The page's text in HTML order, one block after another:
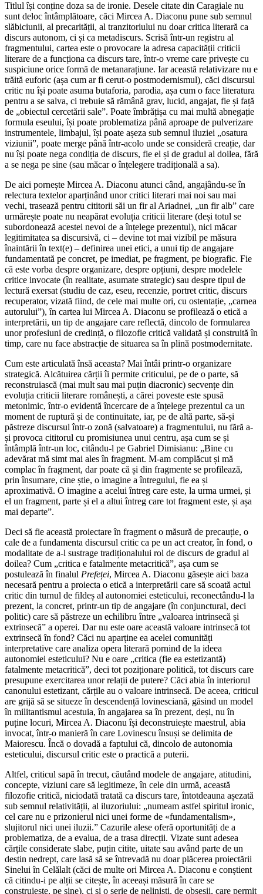
Titlul își conține doza sa de ironie. Desele citate din Caragiale nu
sunt deloc întâmplătoare, căci Mircea A. Diaconu pune sub semnul
slăbiciunii, al precarității, al tranzitoriului nu doar critica literară ca
discurs autonom, ci și ca metadiscurs. Scrisă într-un registru al
fragmentului, cartea este o provocare la adresa capacității criticii
literare de a funcționa ca discurs tare, într-o vreme care privește cu
suspiciune orice formă de metanarațiune. Iar această relativizare nu e
trăită euforic (așa cum ar fi cerut-o postmodernismul), căci discursul
critic nu își poate asuma butaforia, parodia, așa cum o face literatura
pentru a se salva, ci trebuie să rămână grav, lucid, angajat, fie și față
de „obiectul cercetării sale”. Poate îmbrățișa cu mai multă abnegație
formula eseului, își poate problematiza până aproape de pulverizare
instrumentele, limbajul, își poate așeza sub semnul iluziei „osatura
viziunii”, poate merge până într-acolo unde se consideră creație, dar
nu își poate nega condiția de discurs, fie el și de gradul al doilea, fără
a se nega pe sine (sau măcar o înțelegere tradițională a sa).
De aici pornește Mircea A. Diaconu atunci când, angajându-se în
relectura textelor aparținând unor critici literari mai noi sau mai
vechi, trasează pentru cititorii săi un fir al Ariadnei, „un fir alb” care
urmărește poate nu neapărat evoluția criticii literare (deși totul se
subordonează acestei nevoi de a înțelege prezentul), nici măcar
legitimitatea sa discursivă, ci – devine tot mai vizibil pe măsura
înaintării în text(e) – definirea unei etici, a unui tip de angajare
fundamentată pe concret, pe imediat, pe fragment, pe biografic. Fie
că este vorba despre organizare, despre opțiuni, despre modelele
critice invocate (în realitate, asumate strategic) sau despre tipul de
lectură exersat (studiu de caz, eseu, recenzie, portret critic, discurs
recuperator, vizată fiind, de cele mai multe ori, cu ostentație, „carnea
autorului”), în cartea lui Mircea A. Diaconu se profilează o etică a
interpretării, un tip de angajare care reflectă, dincolo de formularea
unor profesiuni de credință, o filozofie critică validată și construită în
timp, care nu face abstracție de situarea sa în plină postmodernitate.
Cum este articulată însă aceasta? Mai întâi printr-o organizare
strategică. Alcătuirea cărții îi permite criticului, pe de o parte, să
reconstruiască (mai mult sau mai puțin diacronic) secvențe din
evoluția criticii literare românești, a cărei poveste este spusă
metonimic, într-o evidentă încercare de a înțelege prezentul ca un
moment de ruptură și de continuitate, iar, pe de altă parte, să-și
păstreze discursul într-o zonă (salvatoare) a fragmentului, nu fără a-
și provoca cititorul cu promisiunea unui centru, așa cum se și
întâmplă într-un loc, citându-l pe Gabriel Dimisianu: „Bine cu
adevărat mă simt mai ales în fragment. M-am complăcut și mă
complac în fragment, dar poate că și din fragmente se profilează,
prin însumare, cine știe, o imagine a întregului, fie ea și
aproximativă. O imagine a acelui întreg care este, la urma urmei, și
el un fragment, parte și el a altui întreg care tot fragment este, și așa
mai departe”.
Deci să fie această proiectare în fragment o măsură de precauție, o
cale de a fundamenta discursul critic ca pe un act creator, în fond, o
modalitate de a-l sustrage tradiționalului rol de discurs de gradul al
doilea? Cum „critica e fatalmente metacritică”, așa cum se
postulează în finalul Prefeței, Mircea A. Diaconu găsește aici baza
necesară pentru a proiecta o etică a interpretării care să scoată actul
critic din turnul de fildeș al autonomiei esteticului, reconectându-l la
prezent, la concret, printr-un tip de angajare (în conjunctural, deci
politic) care să păstreze un echilibru între „valoarea intrinsecă și
extrinsecă” a operei. Dar nu este oare această valoare intrinsecă tot
extrinsecă în fond? Căci nu aparține ea acelei comunități
interpretative care analiza opera literară pornind de la ideea
autonomiei esteticului? Nu e oare „critica (fie ea estetizantă)
fatalmente metacritică”, deci tot poziționare politică, tot discurs care
presupune exercitarea unor relații de putere? Căci abia în interiorul
canonului estetizant, cărțile au o valoare intrinsecă. De aceea, criticul
are grijă să se situeze în descendență lovinesciană, găsind un model
în militantismul acestuia, în angajarea sa în prezent, deși, nu în
puține locuri, Mircea A. Diaconu își deconstruiește maestrul, abia
invocat, într-o manieră în care Lovinescu însuși se delimita de
Maiorescu. Încă o dovadă a faptului că, dincolo de autonomia
esteticului, discursul critic este o practică a puterii.
Altfel, criticul sapă în trecut, căutând modele de angajare, atitudini,
concepte, viziuni care să legitimeze, în cele din urmă, această
filozofie critică, niciodată tratată ca discurs tare, întotdeauna așezată
sub semnul relativității, al iluzoriului: „numeam astfel spiritul ironic,
cel care nu e prizonierul nici unei forme de «fundamentalism»,
slujitorul nici unei iluzii.” Cazurile alese oferă oportunități de a
problematiza, de a evalua, de a trasa direcții. Vizate sunt adesea
cărțile considerate slabe, puțin citite, uitate sau având parte de un
destin nedrept, care lasă să se întrevadă nu doar plăcerea proiectării
Sinelui în Celălalt (căci de multe ori Mircea A. Diaconu e conștient
că citindu-i pe alții se citește, în aceeași măsură în care se
construiește, pe sine), ci și o serie de neliniști, de obsesii, care permit